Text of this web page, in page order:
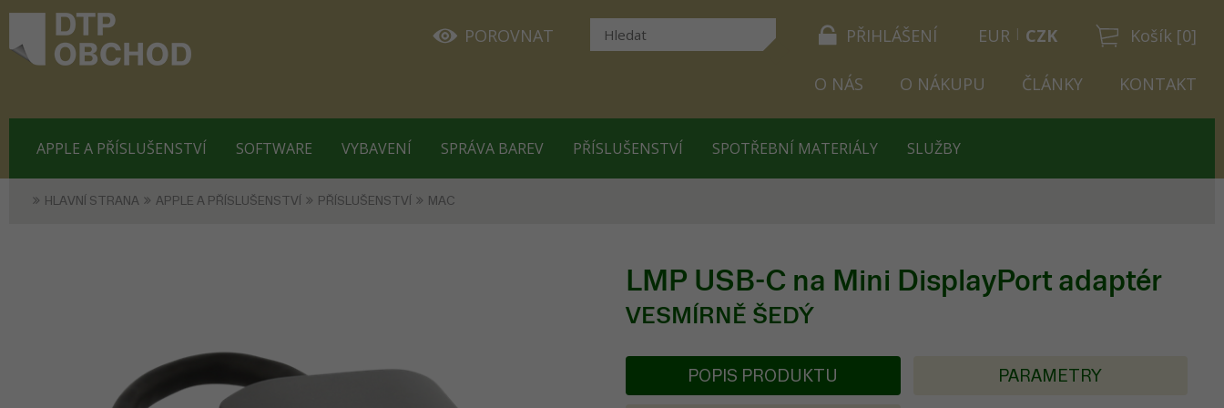
PŘIHLÁŠENÍ Košík [0]
POROVNAT EUR CZK
O NÁS O NÁKUPU ČLÁNKY KONTAKT
APPLE A PŘÍSLUŠENSTVÍ SOFTWARE VYBAVENÍ SPRÁVA BAREV PŘÍSLUŠENSTVÍ SPOTŘEBNÍ MATERIÁLY SLUŽBY
HLAVNÍ STRANA APPLE A PŘÍSLUŠENSTVÍ PŘÍSLUŠENSTVÍ MAC
LMP USB-C na Mini DisplayPort adaptér
VESMÍRNĚ ŠEDÝ
POPIS PRODUKTU PARAMETRY